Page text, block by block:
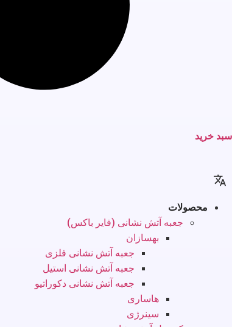
سبد خرید
محصولات
جعبه آتش نشانی (فایر باکس)
بهسازان
جعبه آتش نشانی فلزی
جعبه آتش نشانی استیل
جعبه آتش نشانی دکوراتیو
هاساری
سینرژی